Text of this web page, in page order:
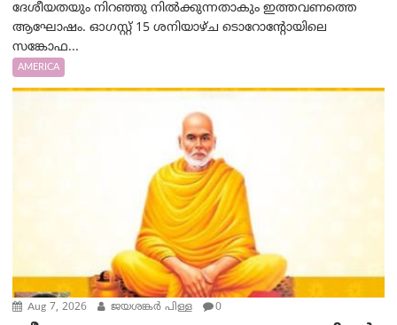
ദേശീയതയും നിറഞ്ഞു നിൽക്കുന്നതാകും ഇത്തവണത്തെ
ആഘോഷം. ഓഗസ്റ്റ് 15 ശനിയാഴ്ച ടൊറോന്റോയിലെ
സങ്കോഫ...
AMERICA
Aug 7, 2026 ജയശങ്കര്‍ പിള്ള 0